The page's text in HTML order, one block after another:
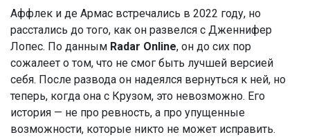
Аффлек и де Армас встречались в 2022 году, но
расстались до того, как он развелся с Дженнифер
Лопес. По данным Radar Online, он до сих пор
сожалеет о том, что не смог быть лучшей версией
себя. После развода он надеялся вернуться к ней, но
теперь, когда она с Крузом, это невозможно. Его
история — не про ревность, а про упущенные
возможности, которые никто не может исправить.